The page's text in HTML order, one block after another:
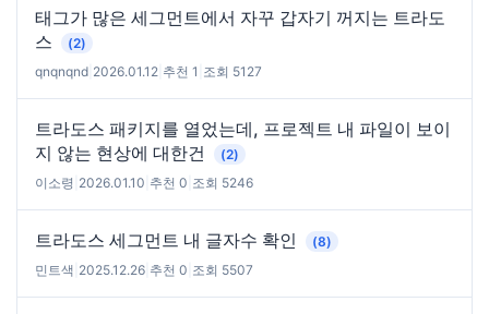
태그가 많은 세그먼트에서 자꾸 갑자기 꺼지는 트라도
스
(2)
qnqnqnd 2026.01.12 추천 1 조회 5127
트라도스 패키지를 열었는데, 프로젝트 내 파일이 보이
지 않는 현상에 대한건
(2)
이소령 2026.01.10 추천 0 조회 5246
트라도스 세그먼트 내 글자수 확인
(8)
민트색 2025.12.26 추천 0 조회 5507